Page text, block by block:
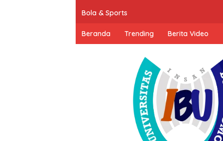
Bola & Sports
Beranda Trending Berita Video